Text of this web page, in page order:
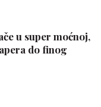
u super moćnoj,
do finog